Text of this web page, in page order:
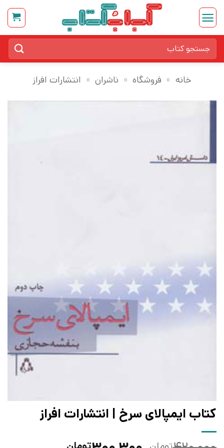
Skip
content
برای:
خانه » فروشگاه » ناشران » انتشارات افراز
کتاب ایمپالای سرخ | انتشارات افراز